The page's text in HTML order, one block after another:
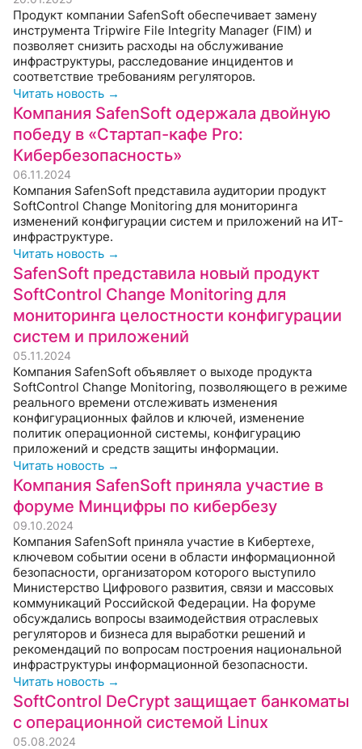
Продукт компании SafenSoft обеспечивает замену
инструмента Tripwire File Integrity Manager (FIM) и
позволяет снизить расходы на обслуживание
инфраструктуры, расследование инцидентов и
соответствие требованиям регуляторов.
Читать новость →
Компания SafenSoft одержала двойную
победу в «Стартап-кафе Pro:
Кибербезопасность»
06.11.2024
Компания SafenSoft представила аудитории продукт
SoftControl Change Monitoring для мониторинга
изменений конфигурации систем и приложений на ИТ-
инфраструктуре.
Читать новость →
SafenSoft представила новый продукт
SoftControl Change Monitoring для
мониторинга целостности конфигурации
систем и приложений
05.11.2024
Компания SafenSoft объявляет о выходе продукта
SoftControl Change Monitoring, позволяющего в режиме
реального времени отслеживать изменения
конфигурационных файлов и ключей, изменение
политик операционной системы, конфигурацию
приложений и средств защиты информации.
Читать новость →
Компания SafenSoft приняла участие в
форуме Минцифры по кибербезу
09.10.2024
Компания SafenSoft приняла участие в Кибертехе,
ключевом событии осени в области информационной
безопасности, организатором которого выступило
Министерство Цифрового развития, связи и массовых
коммуникаций Российской Федерации. На форуме
обсуждались вопросы взаимодействия отраслевых
регуляторов и бизнеса для выработки решений и
рекомендаций по вопросам построения национальной
инфраструктуры информационной безопасности.
Читать новость →
SoftControl DeCrypt защищает банкоматы
с операционной системой Linux
05.08.2024